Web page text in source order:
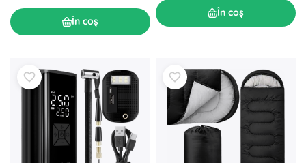
În coș
În coș